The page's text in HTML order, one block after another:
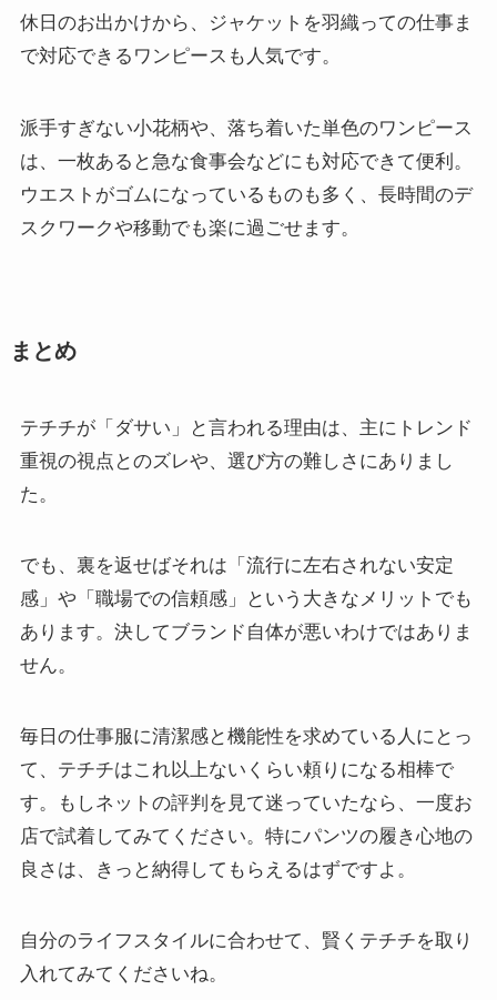
休日のお出かけから、ジャケットを羽織っての仕事ま
で対応できるワンピースも人気です。
派手すぎない小花柄や、落ち着いた単色のワンピース
は、一枚あると急な食事会などにも対応できて便利。
ウエストがゴムになっているものも多く、長時間のデ
スクワークや移動でも楽に過ごせます。
まとめ
テチチが「ダサい」と言われる理由は、主にトレンド
重視の視点とのズレや、選び方の難しさにありまし
た。
でも、裏を返せばそれは「流行に左右されない安定
感」や「職場での信頼感」という大きなメリットでも
あります。決してブランド自体が悪いわけではありま
せん。
毎日の仕事服に清潔感と機能性を求めている人にとっ
て、テチチはこれ以上ないくらい頼りになる相棒で
す。もしネットの評判を見て迷っていたなら、一度お
店で試着してみてください。特にパンツの履き心地の
良さは、きっと納得してもらえるはずですよ。
自分のライフスタイルに合わせて、賢くテチチを取り
入れてみてくださいね。